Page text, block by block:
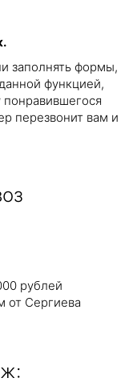
заполнять формы,
функцией,
понравившегося
перезвонит вам и
рублей
от Сергиева